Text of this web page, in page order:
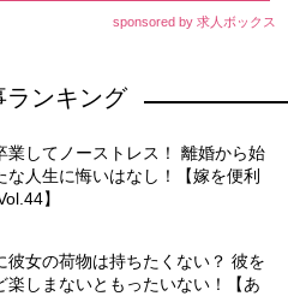
sponsored by 求人ボックス
ランキング
業してノーストレス！ 離婚から始
な人生に悔いはなし！【嫁を便利
】
彼女の荷物は持ちたくない？ 彼を
楽しまないともったいない！【あ